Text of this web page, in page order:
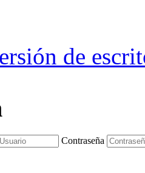
de
Contraseña